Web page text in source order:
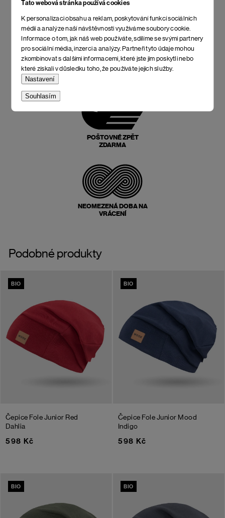
Tato webová stránka používá cookies
K personalizaci obsahu a reklam, poskytování funkcí sociálních
médií a analýze naší návštěvnosti využíváme soubory cookie.
Informace o tom, jak náš web používáte, sdílíme se svými partnery
pro sociální média, inzerci a analýzy. Partneři tyto údaje mohou
zkombinovat s dalšími informacemi, které jste jim poskytli nebo
které získali v důsledku toho, že používáte jejich služby.
Nastavení
Souhlasím
NEJLEPŠÍ POMĚR
POŠTOVNÉ ZPĚT
ZDARMA
NEOMEZENÁ DOBA NA
VRÁCENÍ
Podobné produkty
BIO
Čepice Fole Junior Red
Dahlia
598 Kč
BIO
Čepice Fole Junior Mood
Indigo
598 Kč
BIO BIO